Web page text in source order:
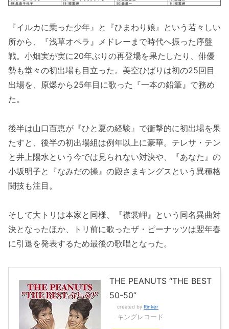
『イルカに乗った少年』と『ひまわり娘』という若々しい
所から、『浅草オペラ』メドレーまで時代へ振った序盤
戦。小畑実が実に20年ぶりの再登場を果たしたり、俳優
勢も堂々の初出場も目立った。美空ひばりは初の25回目
出場を、原爆から25年目に歌った『一本の鉛筆』で務め
た。
後半は山口百恵が『ひと夏の経験』で衝撃的に初出場を果
たすと、後半の初出場組は例年以上に豪華。テレサ・テン
と井上陽水という今では見られない対決や、『あなた』の
小坂明子と『なみだの操』の殿さまキングスという異種格
闘技も注目。
そして大トリは本家と同様、『襟裳岬』という同名異曲対
決となったほか、トリ前に歌ったザ・ピーナッツは翌年春
に引退を発表するため最後の歌唱となった。
THE PEANUTS “THE BEST
50-50”
created by Rinker
キングレコード